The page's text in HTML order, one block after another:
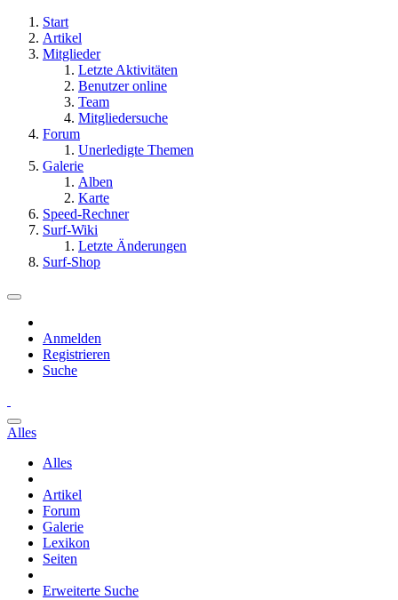
Start
Artikel
Mitglieder
Letzte Aktivitäten
Benutzer online
Team
Mitgliedersuche
Forum
Unerledigte Themen
Galerie
Alben
Karte
Speed-Rechner
Surf-Wiki
Letzte Änderungen
Surf-Shop
Anmelden
Registrieren
Suche
Alles
Alles
Artikel
Forum
Galerie
Lexikon
Seiten
Erweiterte Suche